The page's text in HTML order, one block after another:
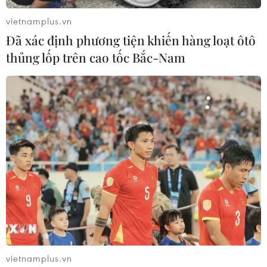
Hàng loạt hoạt động sôi nổi chào mừng
1010 năm Thăng Long
07/10/2020 13:22
Các hoạt động ở nhiều lĩnh vực, dành cho nhiều đối
tượng thanh thiếu nhi ở nhiều lứa tuổi, cả trong và ngoài
nước.
vietnamplus.vn
Đã xác định phương tiện khiến hàng loạt ôtô
thủng lốp trên cao tốc Bắc-Nam
vietnamplus.vn